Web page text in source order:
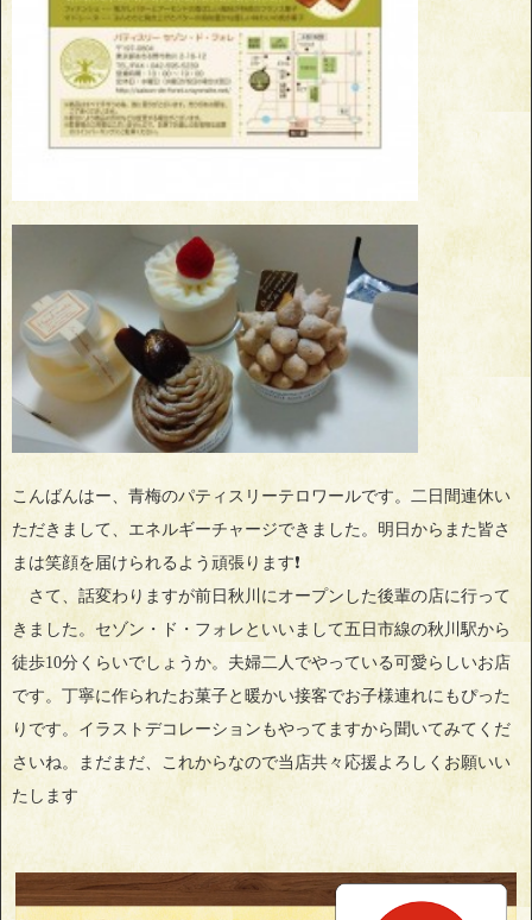
こんばんはー、青梅のパティスリーテロワールです。二日間連休い
ただきまして、エネルギーチャージできました。明日からまた皆さ
まは笑顔を届けられるよう頑張ります❗
さて、話変わりますが前日秋川にオープンした後輩の店に行って
きました。セゾン・ド・フォレといいまして五日市線の秋川駅から
徒歩10分くらいでしょうか。夫婦二人でやっている可愛らしいお店
です。丁寧に作られたお菓子と暖かい接客でお子様連れにもぴった
りです。イラストデコレーションもやってますから聞いてみてくだ
さいね。まだまだ、これからなので当店共々応援よろしくお願いい
たします